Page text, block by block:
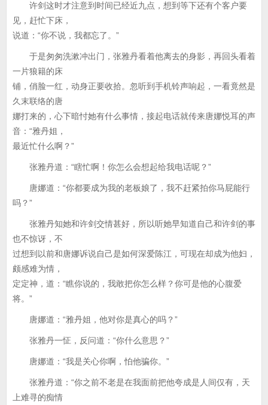
许剑这时才注意到时间已经近九点，想到等下还有个客户要
见，赶忙下床，
说道：“你不说，我都忘了。”
于是匆匆洗漱冲出门，张雅丹看着他离去的身影，再回头看着
一片狼籍的床
铺，俏脸一红，动身正要收拾。忽听到手机铃声响起，一看竟然是
久末联络的唐
娜打来的，心下暗忖她有什么事情，接起电话就传来唐娜悦耳的声
音：“雅丹姐，
最近忙什么啊？”
张雅丹道：“瞎忙啊！你怎么会想起给我电话呢？”
唐娜道：“你都要成为我的老板娘了，我不赶紧拍你马屁能行
吗？”
张雅丹知她和许剑交情甚好，所以听她早知道自己和许剑的事
也不惊讶，不
过想到以前和唐娜诉说自己是如何深爱陈江，可现在却成为他妇，
颇感难为情，
定定神，道：“瞧你说的，我敢把你怎么样？你可是他的心腹爱
将。”
唐娜道：“雅丹姐，他对你是真心的吗？”
张雅丹一怔，反问道：“你什么意思？”
唐娜道：“我是关心你啊，怕他骗你。”
张雅丹道：“你之前不老是在我面前把他夸成是人间仅有，天
上难寻的痴情